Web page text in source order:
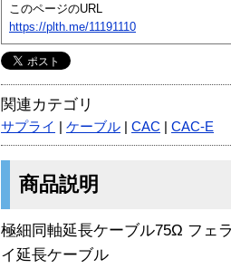
このページのURL
https://plth.me/11191110
関連カテゴリ
サプライ ケーブル CAC CAC-E
商品説明
極細同軸延長ケーブル75Ω フェ
イ延長ケーブル